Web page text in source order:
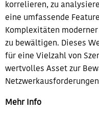
korrelieren, zu
eine umfassende
Komplexitäten
zu bewältigen. Dieses
für eine Vielzahl von
wertvolles Asset zur
Mehr Info